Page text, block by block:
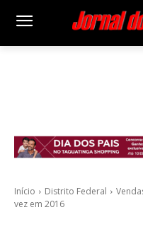
Início Distrito Federal
vez em 2016